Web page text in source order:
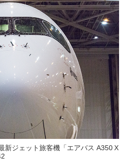
新ジェット旅客機「エアバス A350 X